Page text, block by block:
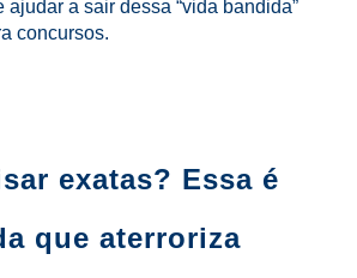
ajudar a sair dessa “vida bandida”
concursos.
exatas? Essa é
que aterroriza